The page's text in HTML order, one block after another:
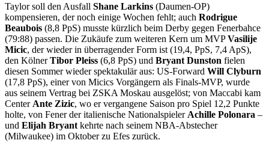
Taylor soll den Ausfall Shane Larkins (Daumen-OP)
kompensieren, der noch einige Wochen fehlt; auch Rodrigue
Beaubois (8,8 PpS) musste kürzlich beim Derby gegen Fenerbahce
(79:88) passen. Die Zukäufe zum weiteren Kern um MVPVasilije
Micic, der wieder in überragender Form ist (19,4, PpS, 7,4 ApS),
den KölnerTibor Pleiss (6,8 PpS) und Bryant Dunston fielen
diesen Sommer wieder spektakulär aus: US-Forward Will Clyburn
(17,8 PpS), einer von Micics Vorgängern als Finals-MVP, wurde
aus seinem Vertrag bei ZSKA Moskau ausgelöst; von Maccabi kam
Center Ante Zizic, wo er vergangene Saison pro Spiel 12,2 Punkte
holte, von Fener der italienische Nationalspieler Achille Polonara –
und Elijah Bryant kehrte nach seinem NBA-Abstecher
(Milwaukee) im Oktober zu Efes zurück.